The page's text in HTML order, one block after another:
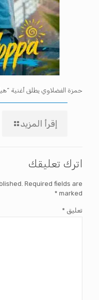
حمزة الفضلاوي يطلق أغنية
إقرأ المزيد
اترك تعليقك
Required fields are
marked
*
تعليق *